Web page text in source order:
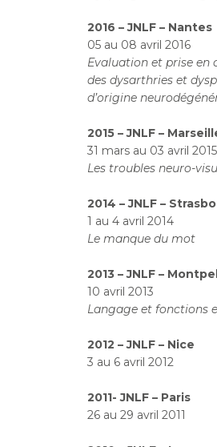
2016 – JNLF – Nantes
05 au 08 avril 2016
Evaluation et prise en
des dysarthries et
d’origine
2015 – JNLF –
31 mars au 03 avril 2015
Les troubles neuro-
2014 – JNLF –
1 au 4 avril 2014
Le manque du mot
2013 – JNLF –
10 avril 2013
Langage et fonctions
2012 – JNLF – Nice
3 au 6 avril 2012
2011- JNLF – Paris
26 au 29 avril 2011